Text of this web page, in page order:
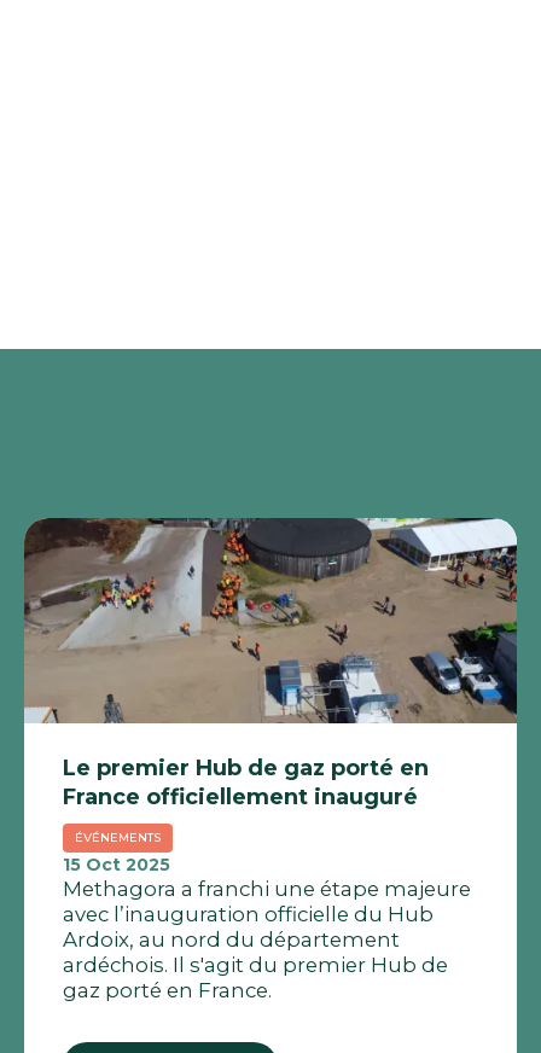
Le premier Hub de gaz porté en
France officiellement inauguré
ÉVÉNEMENTS
15 Oct 2025
Methagora a franchi une étape majeure
avec l’inauguration officielle du Hub
Ardoix, au nord du département
ardéchois. Il s'agit du premier Hub de
gaz porté en France.